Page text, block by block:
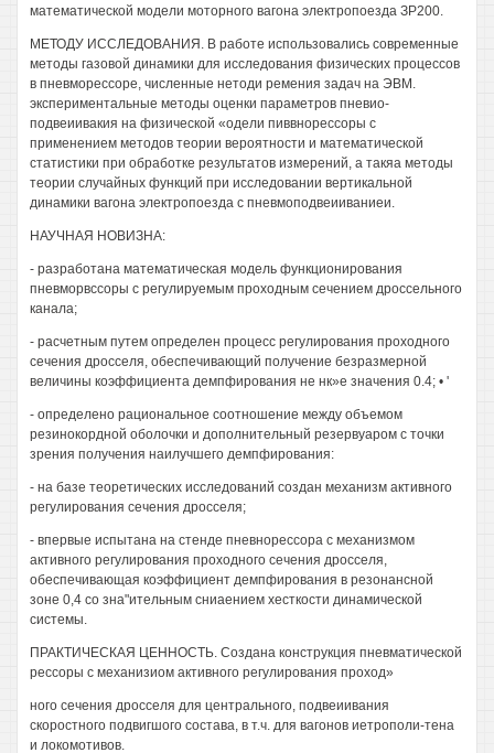
математической модели моторного вагона электропоезда ЗР200.
МЕТОДУ ИССЛЕДОВАНИЯ. В работе использовались современные
методы газовой динамики для исследования физических процессов
в пневморессоре, численные нетоди ремения задач на ЭВМ.
экспериментальные методы оценки параметров пневио-
подвеиивакия на физической «одели пиввнорессоры с
применением методов теории вероятности и математической
статистики при обработке результатов измерений, а такяа методы
теории случайных функций при исследовании вертикальной
динамики вагона электропоезда с пневмоподвеииваниеи.
НАУЧНАЯ НОВИЗНА:
- разработана математическая модель функционирования
пневморвссоры с регулируемым проходным сечением дроссельного
канала;
- расчетным путем определен процесс регулирования проходного
сечения дросселя, обеспечивающий получение безразмерной
величины коэффициента демпфирования не нк»е значения 0.4; • '
- определено рациональное соотношение между объемом
резинокордной оболочки и дополнительный резервуаром с точки
зрения получения наилучшего демпфирования:
- на базе теоретических исследований создан механизм активного
регулирования сечения дросселя;
- впервые испытана на стенде пневнорессора с механизмом
активного регулирования проходного сечения дросселя,
обеспечивающая коэффициент демпфирования в резонансной
зоне 0,4 со зна"ительным сниаением хесткости динамической
системы.
ПРАКТИЧЕСКАЯ ЦЕННОСТЬ. Создана конструкция пневматической
рессоры с механизиом активного регулирования проход»
ного сечения дросселя для центрального, подвеиивания
скоростного подвигшого состава, в т.ч. для вагонов иетрополи-тена
и локомотивов.